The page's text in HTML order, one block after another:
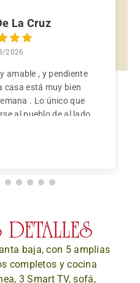
La Cruz
2026
amable , y pendiente
casa está muy bien
. Lo único que
al pueblo de al lado
baja, con 5 amplias
completos y cocina
3 Smart TV, sofá,